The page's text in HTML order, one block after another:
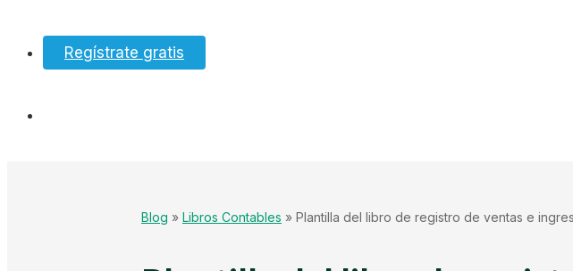
Bancos
Regístrate gratis
Blog » Libros Contables » Plantilla del libro de registro de ventas e